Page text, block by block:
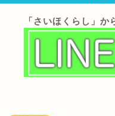
「さいほくらし」か